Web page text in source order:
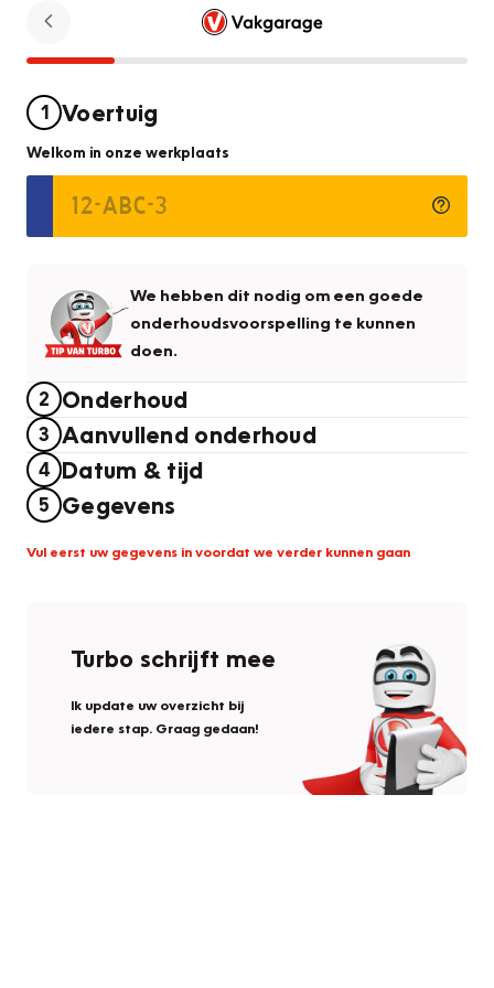
1 Voertuig
Welkom in onze werkplaats
We hebben dit nodig om een goede
onderhoudsvoorspelling te kunnen
doen.
2 Onderhoud
3 Aanvullend onderhoud
4 Datum & tijd
5 Gegevens
Vul eerst uw gegevens in voordat we verder kunnen gaan
Turbo schrijft mee
Ik update uw overzicht bij
iedere stap. Graag gedaan!